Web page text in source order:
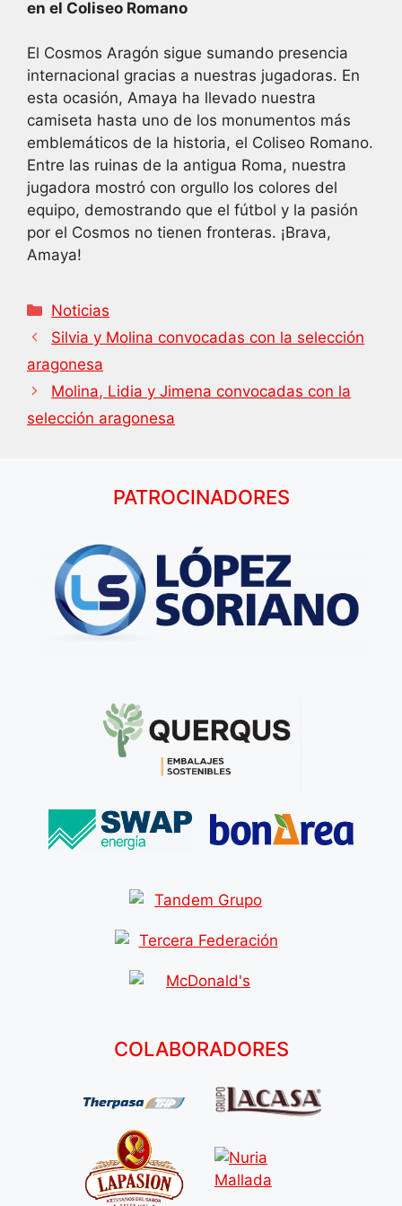
b
o
o
k
A
p
p
dI
n
en el Coliseo Romano
El Cosmos Aragón sigue sumando presencia
internacional gracias a nuestras jugadoras. En
esta ocasión, Amaya ha llevado nuestra
camiseta hasta uno de los monumentos más
emblemáticos de la historia, el Coliseo Romano.
Entre las ruinas de la antigua Roma, nuestra
jugadora mostró con orgullo los colores del
equipo, demostrando que el fútbol y la pasión
por el Cosmos no tienen fronteras. ¡Brava,
Amaya!
Categorías
Noticias
Silvia y Molina convocadas con la selección
aragonesa
Molina, Lidia y Jimena convocadas con la
selección aragonesa
PATROCINADORES
COLABORADORES